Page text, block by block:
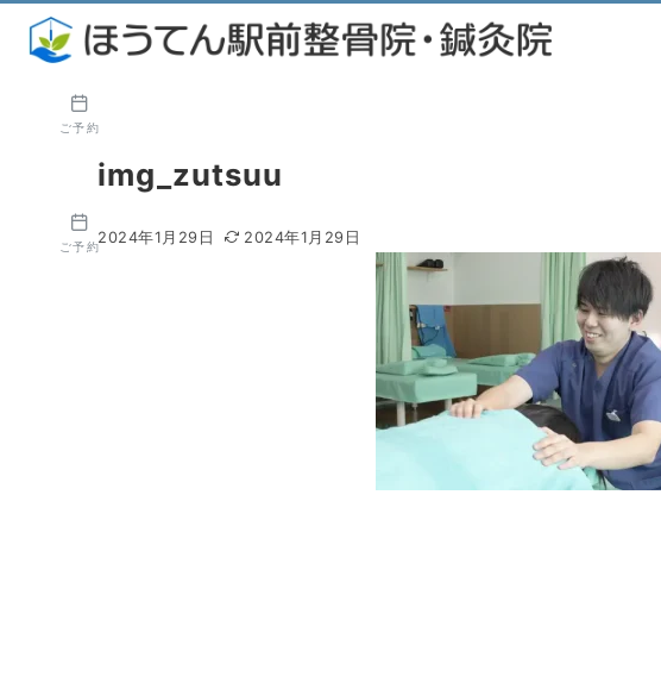
ご予約
ご予約
img_zutsuu
2024年1月29日 2024年1月29日